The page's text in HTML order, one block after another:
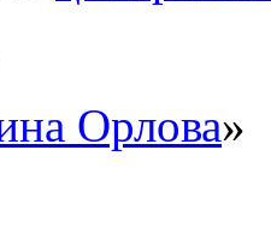
Орлова»